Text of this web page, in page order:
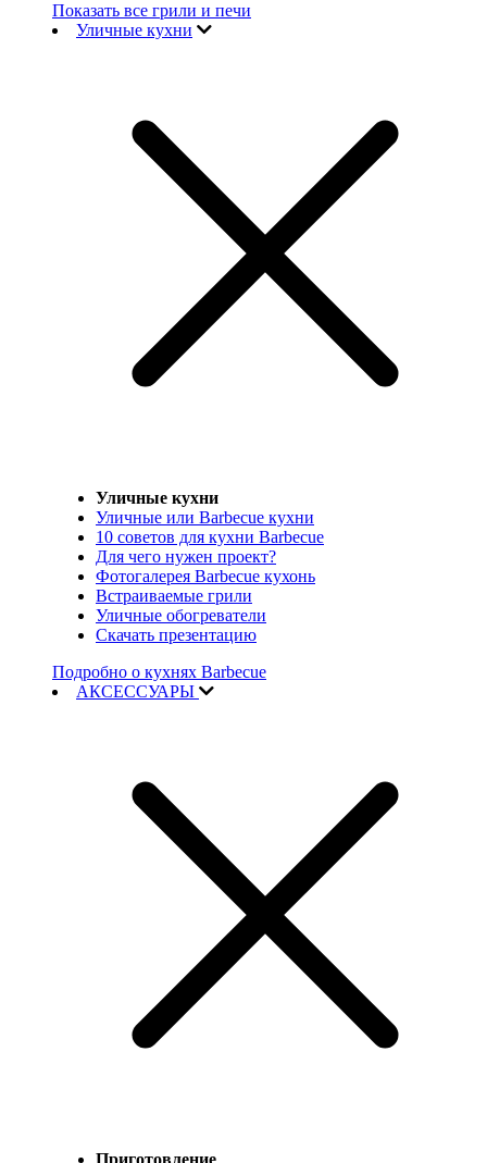
Показать все грили и печи
Уличные кухни
Уличные кухни
Уличные или Barbecue кухни
10 советов для кухни Barbecue
Для чего нужен проект?
Фотогалерея Barbecue кухонь
Встраиваемые грили
Уличные обогреватели
Скачать презентацию
Подробно о кухнях Barbecue
АКСЕССУАРЫ
Приготовление